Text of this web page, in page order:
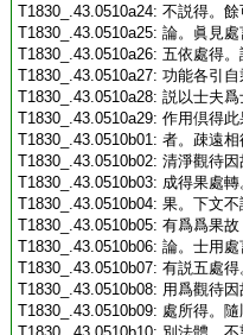
T1830_.43.0510a24: 不説得。
T1830_.43.0510a25: 論。眞見
T1830_.43.0510a26: 五依處得。
T1830_.43.0510a27: 功能各引
T1830_.43.0510a28: 説以士夫
T1830_.43.0510a29: 作用倶得
T1830_.43.0510b01: 者。疎遠
T1830_.43.0510b02: 清淨觀待
T1830_.43.0510b03: 成得果處
T1830_.43.0510b04: 果。下文
T1830_.43.0510b05: 有爲爲果
T1830_.43.0510b06: 論。士用
T1830_.43.0510b07: 有説五處
T1830_.43.0510b08: 用爲觀待
T1830_.43.0510b09: 處所得。